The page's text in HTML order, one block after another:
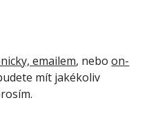
emailem, nebo on-
mít jakékoliv